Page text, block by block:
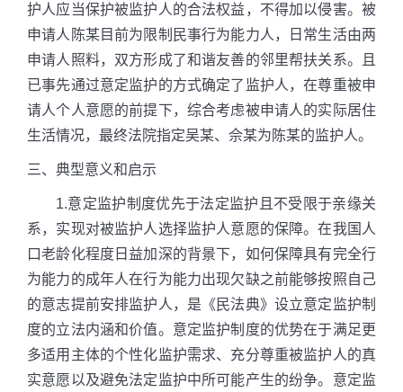
护人应当保护被监护人的合法权益，不得加以侵害。被
申请人陈某目前为限制民事行为能力人，日常生活由两
申请人照料，双方形成了和谐友善的邻里帮扶关系。且
已事先通过意定监护的方式确定了监护人，在尊重被申
请人个人意愿的前提下，综合考虑被申请人的实际居住
生活情况，最终法院指定吴某、佘某为陈某的监护人。
三、典型意义和启示
1.意定监护制度优先于法定监护且不受限于亲缘关
系，实现对被监护人选择监护人意愿的保障。在我国人
口老龄化程度日益加深的背景下，如何保障具有完全行
为能力的成年人在行为能力出现欠缺之前能够按照自己
的意志提前安排监护人，是《民法典》设立意定监护制
度的立法内涵和价值。意定监护制度的优势在于满足更
多适用主体的个性化监护需求、充分尊重被监护人的真
实意愿以及避免法定监护中所可能产生的纷争。意定监